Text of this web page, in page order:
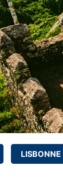
LISBONNE